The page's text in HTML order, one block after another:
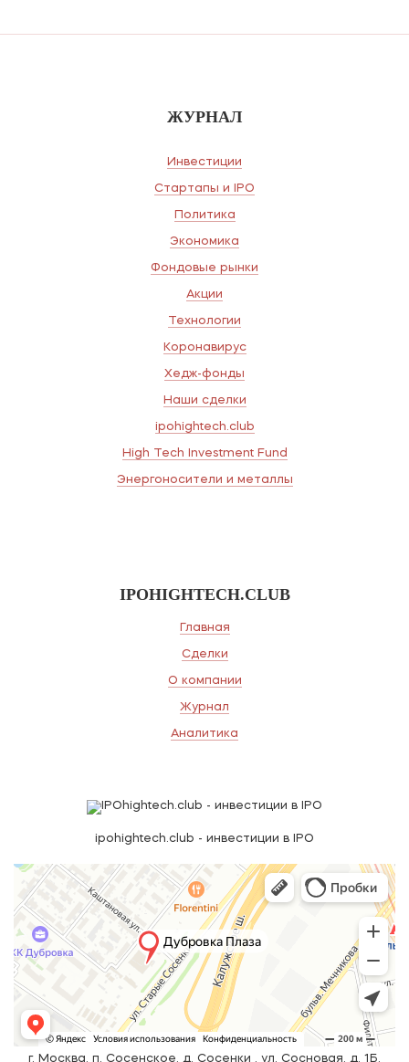
ipohightech.club - инвестиции в IPO
г. Москва, п. Сосенское, д. Сосенки , ул. Сосновая, д. 1Б,
IPOHIGHTECH.CLUB
Главная
Сделки
О компании
Журнал
Аналитика
ЖУРНАЛ
Инвестиции
Стартапы и IPO
Политика
Экономика
Фондовые рынки
Акции
Технологии
Коронавирус
Хедж-фонды
Наши сделки
ipohightech.club
High Tech Investment Fund
Энергоносители и металлы